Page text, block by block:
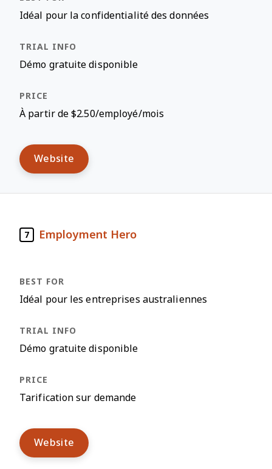
Idéal pour la confidentialité des données
Démo gratuite disponible
À partir de $2.50/employé/mois
Website
7 Employment Hero
Idéal pour les entreprises australiennes
Démo gratuite disponible
Tarification sur demande
Website